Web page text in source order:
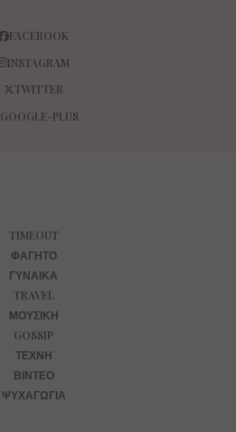
FACEBOOK
INSTAGRAM
TWITTER
GOOGLE-PLUS
TIMEOUT
ΦΑΓΗΤΌ
ΓΥΝΑΊΚΑ
TRAVEL
ΜΟΥΣΙΚΉ
GOSSIP
ΤΈΧΝΗ
ΒΊΝΤΕΟ
ΨΥΧΑΓΩΓΊΑ